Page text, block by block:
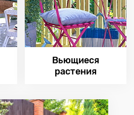
Вьющиеся
растения